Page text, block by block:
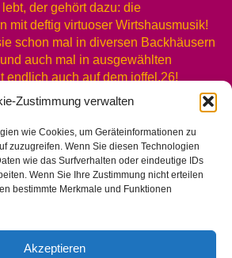
Zustimmung verwalten
wie Cookies, um Geräteinformationen zu
zuzugreifen. Wenn Sie diesen Technologien
wie das Surfverhalten oder eindeutige IDs
Wenn Sie Ihre Zustimmung nicht erteilen
bestimmte Merkmale und Funktionen
Akzeptieren
der gehört dazu: die
mit deftig virtuoser Wirtshausmusik!
schon mal in diversen Backhäusern
auch mal in ausgewählten
endlich auch auf dem joffel.26!
JOFFEL
HIER:
| Datenschutzerklärung |